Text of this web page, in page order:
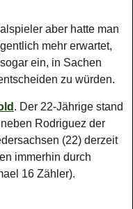
aber hatte man
mehr erwartet,
ein, in Sachen
zu würden.
. Der 22-Jährige stand
Rodriguez der
(22) derzeit
immerhin durch
16 Zähler).